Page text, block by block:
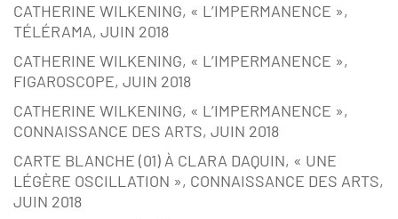
CATHERINE WILKENING, « L’IMPERMANENCE »,
TÉLÉRAMA, JUIN 2018
CATHERINE WILKENING, « L’IMPERMANENCE »,
FIGAROSCOPE, JUIN 2018
CATHERINE WILKENING, « L’IMPERMANENCE »,
CONNAISSANCE DES ARTS, JUIN 2018
CARTE BLANCHE (01) À CLARA DAQUIN, « UNE
LÉGÈRE OSCILLATION », CONNAISSANCE DES ARTS,
JUIN 2018